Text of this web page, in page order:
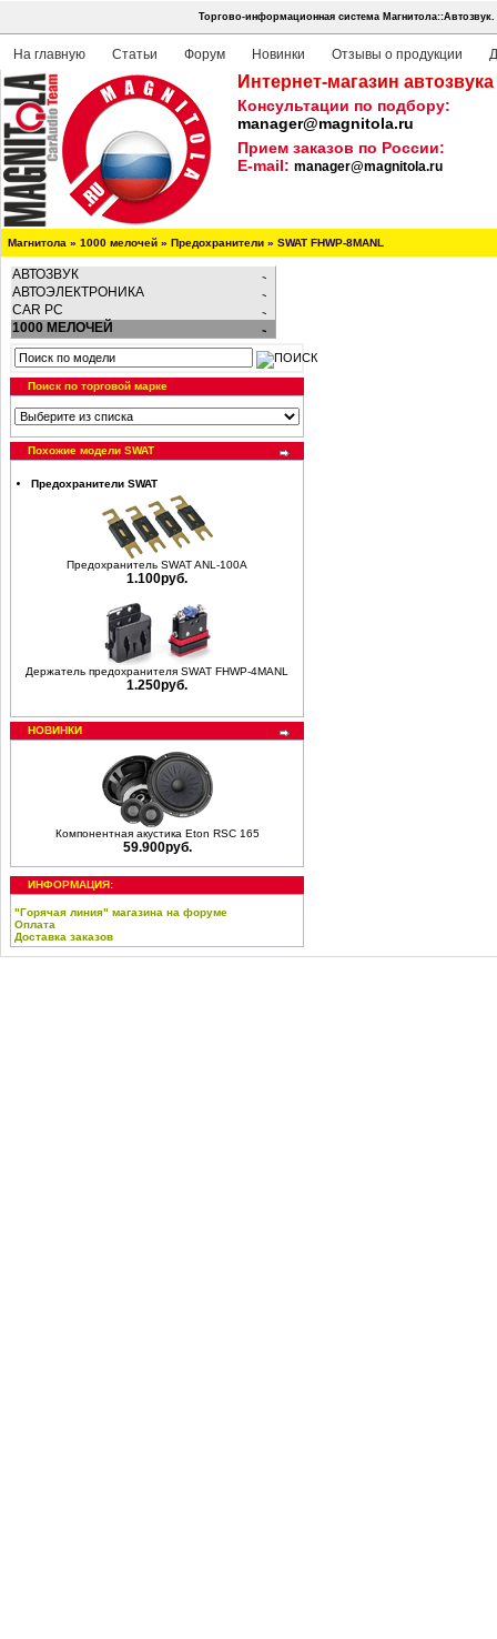
Торгово-информационная система Магнитола::Автозвук.
На главную Статьи Форум Новинки Отзывы о продукции
Интернет-магазин
Консультации по подбору:
manager@magnitola.ru
Прием заказов по России:
E-mail: manager@magnitola.ru
Магнитола » 1000 мелочей » Предохранители » SWAT FHWP-8MANL
АВТОЗВУК
АВТОЭЛЕКТРОНИКА
CAR PC
1000 МЕЛОЧЕЙ
Поиск по торговой марке
Похожие модели SWAT
Предохранители SWAT
Предохранитель SWAT ANL-100A
1.100руб.
Держатель предохранителя SWAT FHWP-4MANL
1.250руб.
НОВИНКИ
Компонентная акустика Eton RSC 165
59.900руб.
ИНФОРМАЦИЯ:
"Горячая линия" магазина на форуме
Оплата
Доставка заказов